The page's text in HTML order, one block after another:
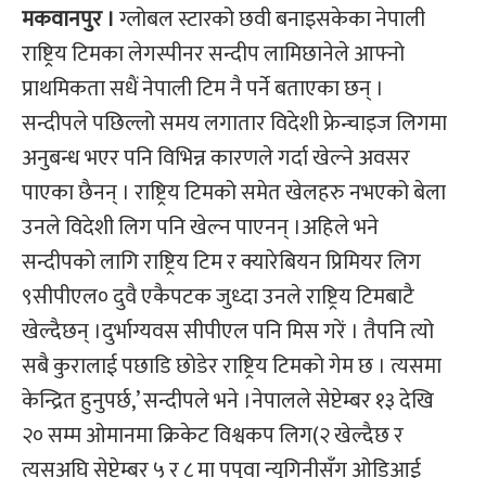
मकवानपुर ।ग्लोबल स्टारको छवी बनाइसकेका नेपाली
राष्ट्रिय टिमका लेगस्पीनर सन्दीप लामिछानेले आफ्नो
प्राथमिकता सधैं नेपाली टिम नै पर्ने बताएका छन् ।
सन्दीपले पछिल्लो समय लगातार विदेशी फ्रेन्चाइज लिगमा
अनुबन्ध भएर पनि विभिन्न कारणले गर्दा खेल्ने अवसर
पाएका छैनन् । राष्ट्रिय टिमको समेत खेलहरु नभएको बेला
उनले विदेशी लिग पनि खेल्न पाएनन् ।अहिले भने
सन्दीपको लागि राष्ट्रिय टिम र क्यारेबियन प्रिमियर लिग
९सीपीएल० दुवै एकैपटक जुध्दा उनले राष्ट्रिय टिमबाटै
खेल्दैछन् ।दुर्भाग्यवस सीपीएल पनि मिस गरें । तैपनि त्यो
सबै कुरालाई पछाडि छोडेर राष्ट्रिय टिमको गेम छ । त्यसमा
केन्द्रित हुनुपर्छ,’ सन्दीपले भने ।नेपालले सेप्टेम्बर १३ देखि
२० सम्म ओमानमा क्रिकेट विश्वकप लिग(२ खेल्दैछ र
त्यसअघि सेप्टेम्बर ५ र ८ मा पपुवा न्युगिनीसँग ओडिआई